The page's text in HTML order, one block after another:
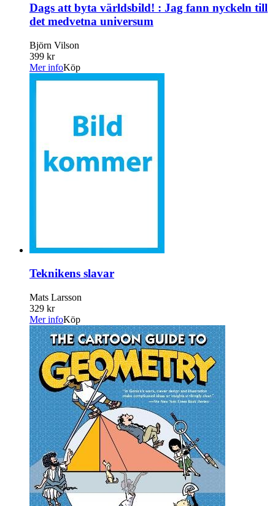
Dags att byta världsbild! : Jag fann nyckeln till
det medvetna universum
Björn Vilson
399 kr
Mer infoKöp
Teknikens slavar
Mats Larsson
329 kr
Mer infoKöp